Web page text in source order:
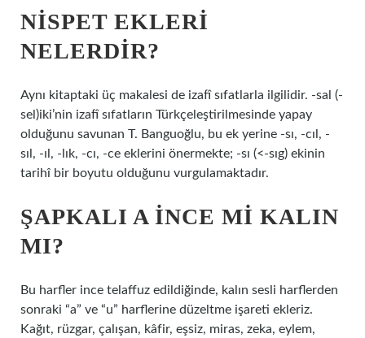
NISPET EKLERI
NELERDIR?
Aynı kitaptaki üç makalesi de izafî sıfatlarla ilgilidir. -sal (-
sel)iki’nin izafî sıfatların Türkçeleştirilmesinde yapay
olduğunu savunan T. Banguoğlu, bu ek yerine -sı, -cıl, -
sıl, -ıl, -lık, -cı, -ce eklerini önermekte; -sı (<-sıg) ekinin
tarihî bir boyutu olduğunu vurgulamaktadır.
ŞAPKALI A INCE MI KALIN
MI?
Bu harfler ince telaffuz edildiğinde, kalın sesli harflerden
sonraki “a” ve “u” harflerine düzeltme işareti ekleriz.
Kağıt, rüzgar, çalışan, kâfir, eşsiz, miras, zeka, eylem,